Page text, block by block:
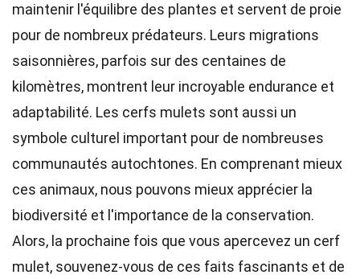
maintenir l'équilibre des plantes et servent de proie
pour de nombreux prédateurs. Leurs migrations
saisonnières, parfois sur des centaines de
kilomètres, montrent leur incroyable endurance et
adaptabilité. Les cerfs mulets sont aussi un
symbole culturel important pour de nombreuses
communautés autochtones. En comprenant mieux
ces animaux, nous pouvons mieux apprécier la
biodiversité et l'importance de la conservation.
Alors, la prochaine fois que vous apercevez un cerf
mulet, souvenez-vous de ces faits fascinants et de